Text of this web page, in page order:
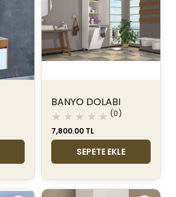
değerlendirme
(0)
BANYO DOLABI
Normal
fiyat
7,800.00 TL
SEPETE EKLE